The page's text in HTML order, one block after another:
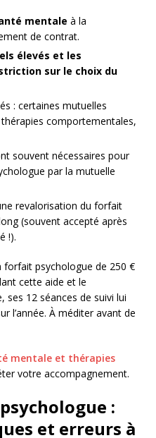
mentale à la
de contrat.
élevés et les
sur le choix du
: certaines mutuelles
comportementales,
souvent nécessaires pour
par la mutuelle
revalorisation du forfait
(souvent accepté après
!).
forfait psychologue de 250 €
cette aide et le
12 séances de suivi lui
l’année. À méditer avant de
mentale et thérapies
votre accompagnement.
:
et erreurs à